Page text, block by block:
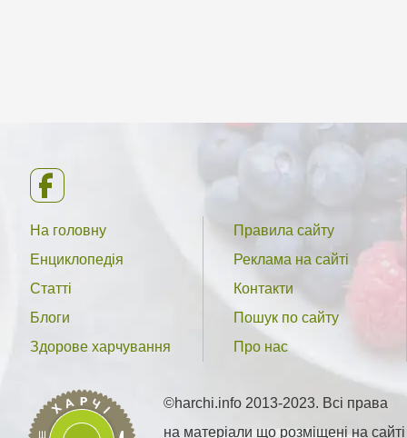
На головну
Енциклопедія
Статті
Блоги
Здорове харчування
Правила сайту
Реклама на сайті
Контакти
Пошук по сайту
Про нас
©harchi.info 2013-2023. Всі права
на матеріали що розміщені на сайті